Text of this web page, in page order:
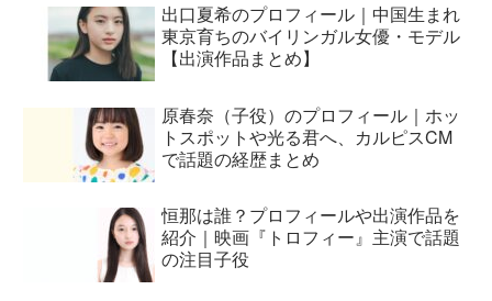
出口夏希のプロフィール｜中国生まれ
東京育ちのバイリンガル女優・モデル
【出演作品まとめ】
原春奈（子役）のプロフィール｜ホッ
トスポットや光る君へ、カルピスCM
で話題の経歴まとめ
恒那は誰？プロフィールや出演作品を
紹介｜映画『トロフィー』主演で話題
の注目子役